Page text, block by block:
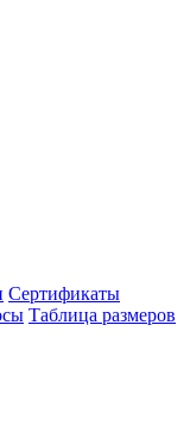
Сертификаты
Таблица размеров